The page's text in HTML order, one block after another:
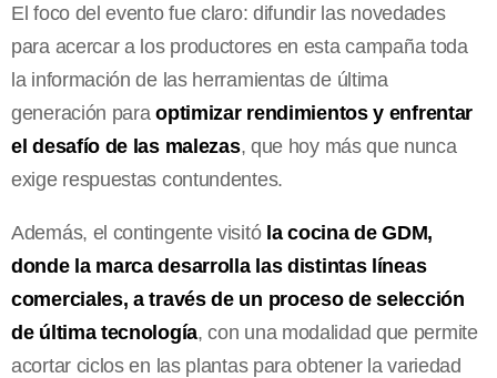
El foco del evento fue claro: difundir las novedades
para acercar a los productores en esta campaña toda
la información de las herramientas de última
generación paraoptimizar rendimientos y enfrentar
el desafío de las malezas, que hoy más que nunca
exige respuestas contundentes.
Además, el contingente visitóla cocina de GDM,
donde la marca desarrolla las distintas líneas
comerciales, a través de un proceso de selección
de última tecnología, con una modalidad que permite
acortar ciclos en las plantas para obtener la variedad